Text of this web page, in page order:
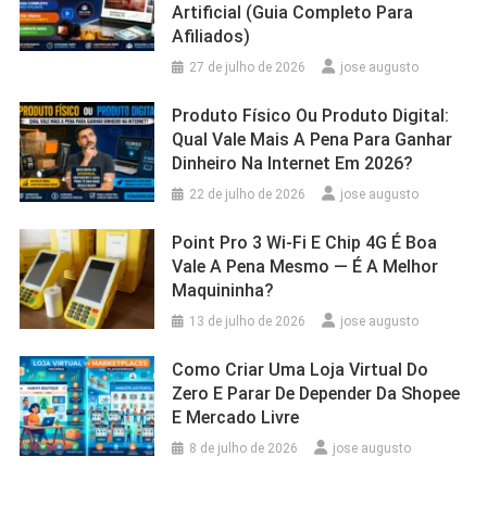
Artificial (Guia Completo Para
Afiliados)
27 de julho de 2026 jose augusto
Produto Físico Ou Produto Digital:
Qual Vale Mais A Pena Para Ganhar
Dinheiro Na Internet Em 2026?
22 de julho de 2026 jose augusto
Point Pro 3 Wi‑Fi E Chip 4G É Boa
Vale A Pena Mesmo — É A Melhor
Maquininha?
13 de julho de 2026 jose augusto
Como Criar Uma Loja Virtual Do
Zero E Parar De Depender Da Shopee
E Mercado Livre
8 de julho de 2026 jose augusto